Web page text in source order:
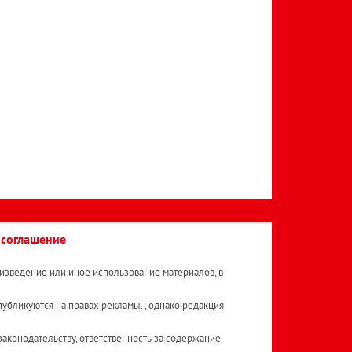
или иное использование материалов, в
на правах рекламы. , однако редакция
ответственность за содержание